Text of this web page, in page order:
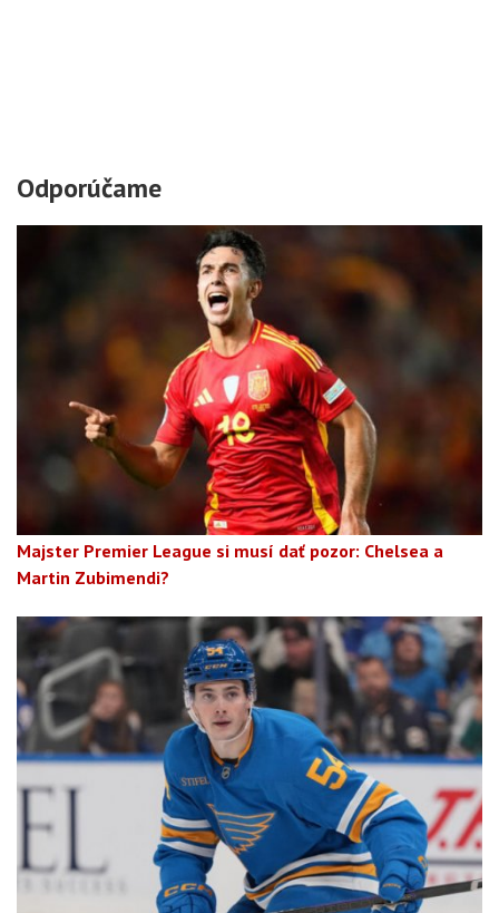
Odporúčame
Majster Premier League si musí dať pozor: Chelsea a
Martin Zubimendi?